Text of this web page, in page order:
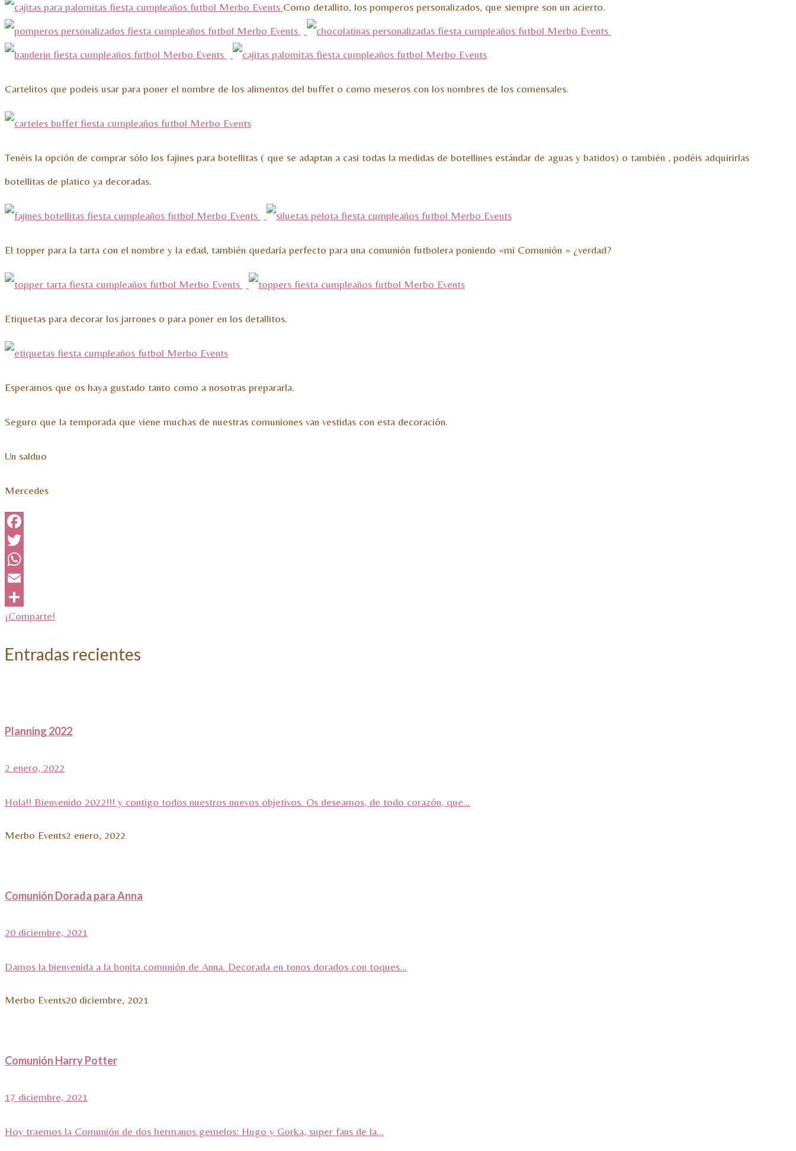
Como detallito, los pomperos personalizados, que siempre son un acierto.
Cartelitos que podeis usar para poner el nombre de los alimentos del buffet o como meseros con los nombres de los comensales.
Tenéis la opción de comprar sólo los fajines para botellitas ( que se adaptan a casi todas la medidas de botellines estándar de aguas y batidos) o también , podéis adquirirlas
botellitas de platico ya decoradas.
El topper para la tarta con el nombre y la edad, también quedaría perfecto para una comunión futbolera poniendo «mi Comunión » ¿verdad?
Etiquetas para decorar los jarrones o para poner en los detallitos.
Esperamos que os haya gustado tanto como a nosotras prepararla.
Seguro que la temporada que viene muchas de nuestras comuniones van vestidas con esta decoración.
Un salduo
Mercedes
Facebook
Twitter
WhatsApp
Email
¡Comparte!
Entradas recientes
Planning 2022
2 enero, 2022
Hola!! Bienvenido 2022!!! y contigo todos nuestros nuevos objetivos. Os deseamos, de todo corazón, que...
Merbo Events2 enero, 2022
Comunión Dorada para Anna
20 diciembre, 2021
Damos la bienvenida a la bonita comunión de Anna. Decorada en tonos dorados con toques...
Merbo Events20 diciembre, 2021
Comunión Harry Potter
17 diciembre, 2021
Hoy traemos la Comunión de dos hermanos gemelos: Hugo y Gorka, super fans de la...